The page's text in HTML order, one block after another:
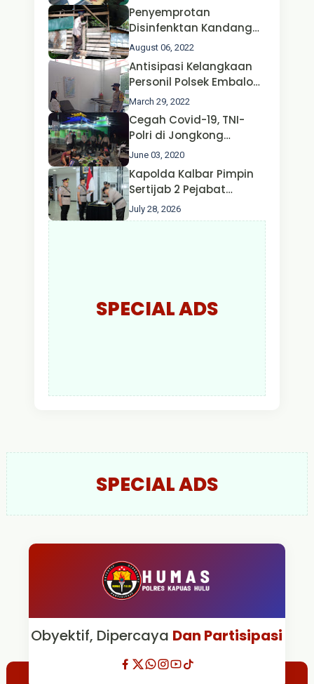
Penyemprotan
Disinfenktan Kandang
Ternak Kambing warga
Oleh Satgas Ops Aman
Nusa II Polda Kalbar*
August 06, 2022
Antisipasi Kelangkaan
Personil Polsek Embaloh
Hulu Gencar Lakukan
Pengecekan Oksigen
March 29, 2022
Cegah Covid-19, TNI-
Polri di Jongkong
Himbau Masyarakat
Jangan Kumpul Hinga
Larut Malam.
June 03, 2020
Kapolda Kalbar Pimpin
Sertijab 2 Pejabat
Utama dan 7 Kapolres,
AKBP Wisnu Perdana
July 28, 2026
SPECIAL ADS
SPECIAL ADS
Obyektif, Dipercaya Dan Partisipasi